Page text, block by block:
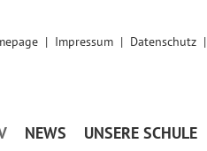
| Impressum| Datenschutz|
NEWS UNSERE SCHULE